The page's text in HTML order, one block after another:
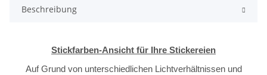
Beschreibung
Stickfarben-Ansicht für Ihre Stickereien
Auf Grund von unterschiedlichen Lichtverhältnissen und